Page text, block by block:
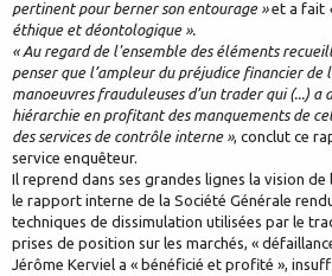
pertinent pour berner son entourage »et a fait
éthique et déontologique ».
« Au regard de l'ensemble des éléments
penser que l’ampleur du préjudice financier de
manoeuvres frauduleuses d’un trader qui (...) a
hiérarchie en profitant des manquements de
des services de contrôle interne », conclut ce
service enquêteur.
Il reprend dans ses grandes lignes la vision
le rapport interne de la Société Générale
techniques de dissimulation utilisées par le
prises de position sur les marchés, «
Jérôme Kerviel a « bénéficié et profité »,